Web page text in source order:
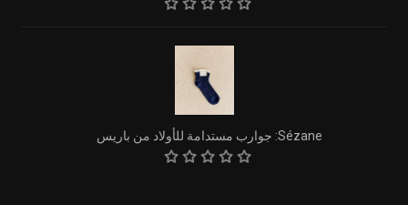
Sézane: جوارب مستدامة للأولاد من باريس